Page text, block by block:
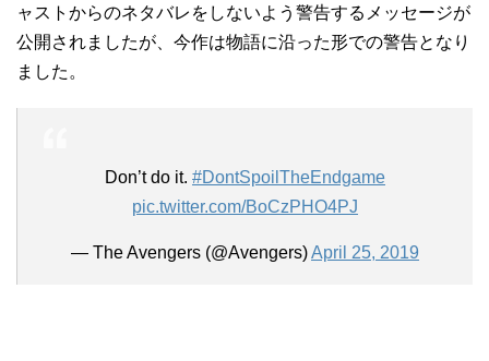
ャストからのネタバレをしないよう警告するメッセージが
公開されましたが、今作は物語に沿った形での警告となり
ました。
Don’t do it. #DontSpoilTheEndgame
pic.twitter.com/BoCzPHO4PJ
— The Avengers (@Avengers)April 25, 2019